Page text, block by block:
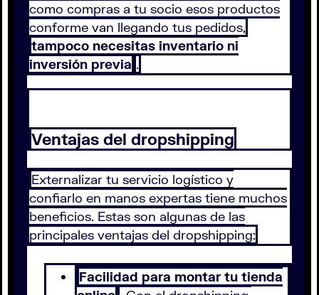
como compras a tu socio esos productos
conforme van llegando tus pedidos,
tampoco necesitas inventario ni
inversión previa .
Ventajas del dropshipping
Externalizar tu servicio logístico y
confiarlo en manos expertas tiene muchos
beneficios. Estas son algunas de las
principales ventajas del dropshipping:
Facilidad para montar tu tienda